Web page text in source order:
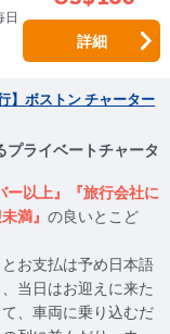
日
詳細
】ボストン チャーター
プライベートチャータ
ー以上』『旅行会社に
満』の良いとこど
お支払は予め日本語
当日はお迎えに来た
、車両に乗り込むだ